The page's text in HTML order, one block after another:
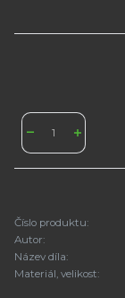
Číslo produktu:
Autor:
Název díla:
Materiál, velikost: